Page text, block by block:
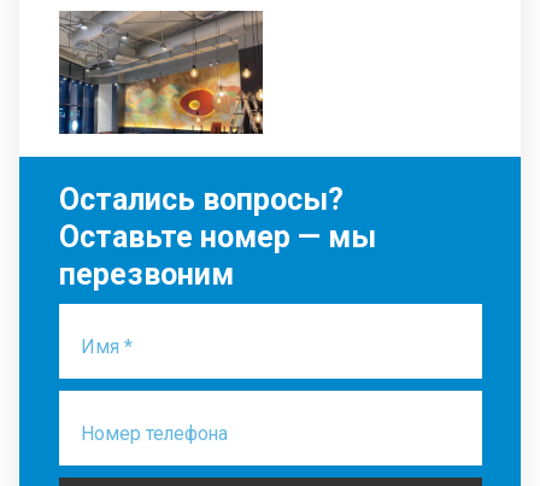
Остались вопросы?
Оставьте номер — мы
перезвоним
Имя *
Номер телефона